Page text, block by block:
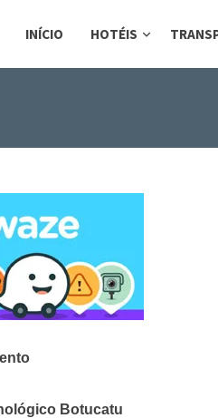
INÍCIO HOTÉIS
Botucatu